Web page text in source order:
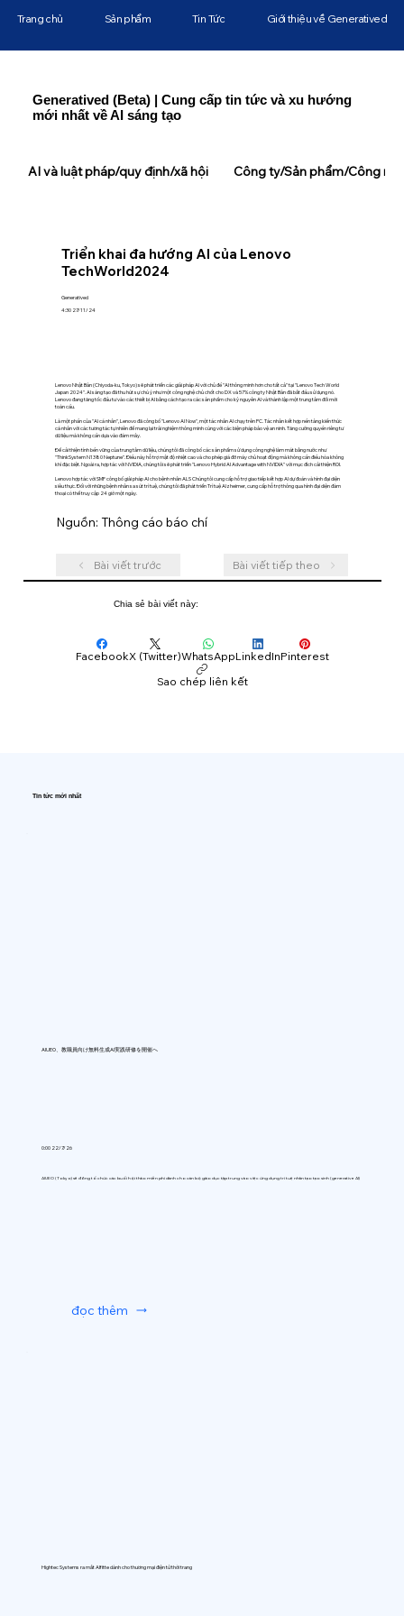
Generatived (Beta) | Cung cấp tin tức và xu hướng
mới nhất về AI sáng tạo
Triển khai đa hướng AI của Lenovo
TechWorld2024
Generatived
4:30 27/11/24
Lenovo Nhật Bản (Chiyoda-ku, Tokyo) sẽ phát triển các giải pháp AI với chủ đề "AI thông minh hơn cho tất cả" tại "Lenovo Tech World
Japan 2024". AI sáng tạo đã thu hút sự chú ý như một công nghệ chủ chốt cho DX và 57% công ty Nhật Bản đã bắt đầu sử dụng nó.
Lenovo đang tăng tốc đầu tư vào các thiết bị AI bằng cách tạo ra các sản phẩm cho kỷ nguyên AI và thành lập một trung tâm đổi mới
toàn cầu.
Là một phần của "AI cá nhân", Lenovo đã công bố "Lenovo AI Now", một tác nhân AI chạy trên PC. Tác nhân kết hợp nền tảng kiến ​​thức
cá nhân với các tương tác tự nhiên để mang lại trải nghiệm thông minh cùng với các biện pháp bảo vệ an ninh. Tăng cường quyền riêng tư
dữ liệu mà không cần dựa vào đám mây.
Để cải thiện tính bền vững của trung tâm dữ liệu, chúng tôi đã công bố các sản phẩm sử dụng công nghệ làm mát bằng nước như
"ThinkSystem N1380 Neptune". Điều này hỗ trợ mật độ nhiệt cao và cho phép giá đỡ máy chủ hoạt động mà không cần điều hòa không
khí đặc biệt. Ngoài ra, hợp tác với NVIDIA, chúng tôi sẽ phát triển "Lenovo Hybrid AI Advantage with NVIDIA" với mục đích cải thiện ROI.
Lenovo hợp tác với SMF công bố giải pháp AI cho bệnh nhân ALS Chúng tôi cung cấp hỗ trợ giao tiếp kết hợp AI dự đoán và hình đại diện
siêu thực. Đối với những bệnh nhân sa sút trí tuệ, chúng tôi đã phát triển Trí tuệ Alzheimer, cung cấp hỗ trợ thông qua hình đại diện đàm
thoại có thể truy cập 24 giờ một ngày.
Nguồn: Thông cáo báo chí
Bài viết trước Bài viết tiếp theo
Trang chủ Sản phẩm Tin Tức Giới thiệu về Generatived
Chia sẻ bài viết này:
FacebookX (Twitter)WhatsAppLinkedInPinterest
Sao chép liên kết
AI và luật pháp/quy định/xã hội Công ty/Sản phẩm/Công
Tin tức mới nhất
AIUEO、教職員向け無料生成AI実践研修を開催へ
0:00 22/7/26
AIUEO (Tokyo) sẽ đồng tổ chức các buổi hội thảo miễn phí dành cho cán bộ giáo dục tập trung vào việc ứng dụng trí tuệ nhân tạo tạo sinh (generative AI)
đọc thêm
Hightec Systems ra mắt AIfitte dành cho thương mại điện tử thời trang